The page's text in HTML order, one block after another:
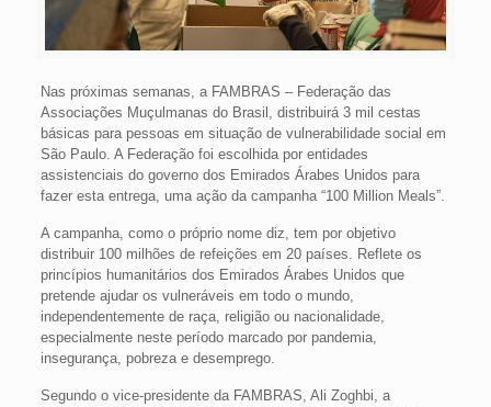
Nas próximas semanas, a FAMBRAS – Federação das
Associações Muçulmanas do Brasil, distribuirá 3 mil cestas
básicas para pessoas em situação de vulnerabilidade social em
São Paulo. A Federação foi escolhida por entidades
assistenciais do governo dos Emirados Árabes Unidos para
fazer esta entrega, uma ação da campanha “100 Million Meals”.
A campanha, como o próprio nome diz, tem por objetivo
distribuir 100 milhões de refeições em 20 países. Reflete os
princípios humanitários dos Emirados Árabes Unidos que
pretende ajudar os vulneráveis em todo o mundo,
independentemente de raça, religião ou nacionalidade,
especialmente neste período marcado por pandemia,
insegurança, pobreza e desemprego.
Segundo o vice-presidente da FAMBRAS, Ali Zoghbi, a